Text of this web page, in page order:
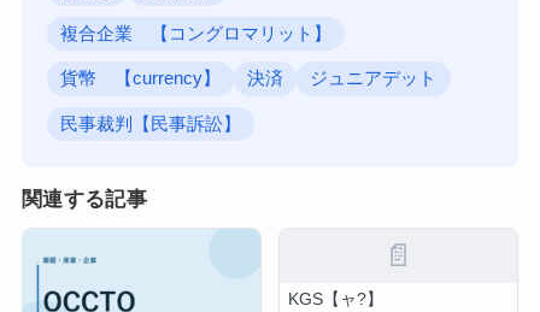
複合企業 【コングロマリット】
貨幣 【currency】 決済 ジュニアデット
民事裁判【民事訴訟】
関連する記事
📄
KGS【ャ?】